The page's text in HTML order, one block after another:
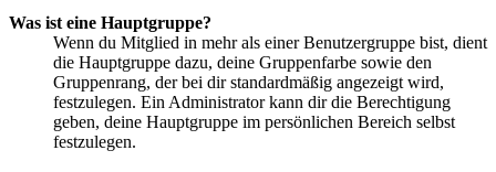
Was ist eine Hauptgruppe?
Wenn du Mitglied in mehr als einer Benutzergruppe bist, dient
die Hauptgruppe dazu, deine Gruppenfarbe sowie den
Gruppenrang, der bei dir standardmäßig angezeigt wird,
festzulegen. Ein Administrator kann dir die Berechtigung
geben, deine Hauptgruppe im persönlichen Bereich selbst
festzulegen.